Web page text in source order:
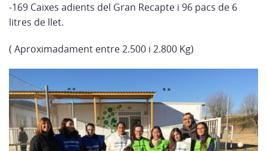
-169 Caixes adients del Gran Recapte i 96 pacs de 6
litres de llet.
( Aproximadament entre 2.500 i 2.800 Kg)